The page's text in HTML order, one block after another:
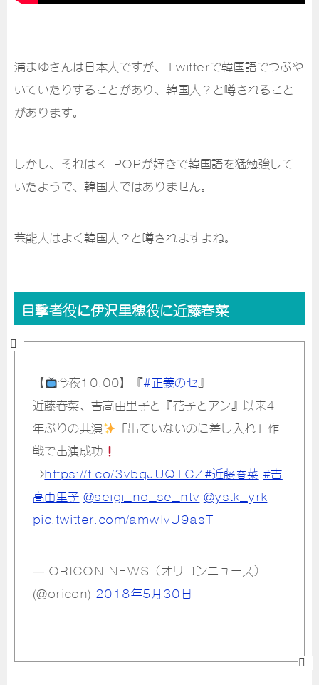
浦まゆさんは日本人ですが、Twitterで韓国語でつぶや
いていたりすることがあり、韓国人？と噂されること
があります。
しかし、それはK-POPが好きで韓国語を猛勉強して
いたようで、韓国人ではありません。
芸能人はよく韓国人？と噂されますよね。
目撃者役に伊沢里穂役に近藤春菜
【 今夜10:00】『#正義のセ』
近藤春菜、吉高由里子と『花子とアン』以来4
年ぶりの共演
「出ていないのに差し入れ」作
戦で出演成功
⇒https://t.co/3vbqJUQTCZ#近藤春菜 #吉
高由里子 @seigi_no_se_ntv @ystk_yrk
pic.twitter.com/amwlvU9asT
— ORICON NEWS（オリコンニュース）
(@oricon) 2018年5月30日